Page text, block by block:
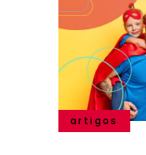
artigos